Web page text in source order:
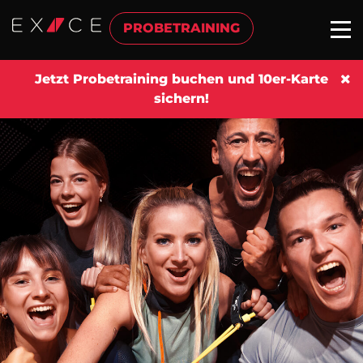
PROBETRAINING
Jetzt Probetraining buchen und 10er-Karte
sichern!